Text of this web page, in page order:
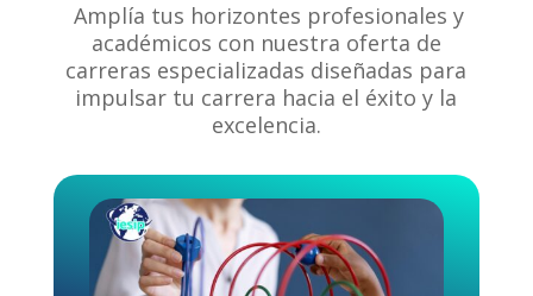
Amplía tus horizontes profesionales y
académicos con nuestra oferta de
carreras especializadas diseñadas para
impulsar tu carrera hacia el éxito y la
excelencia.